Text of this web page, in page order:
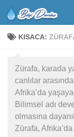
KISACA:
Zürafa, karada
canlılar
Afrika’da
Bilimsel adı
olmasına
Zürafa,